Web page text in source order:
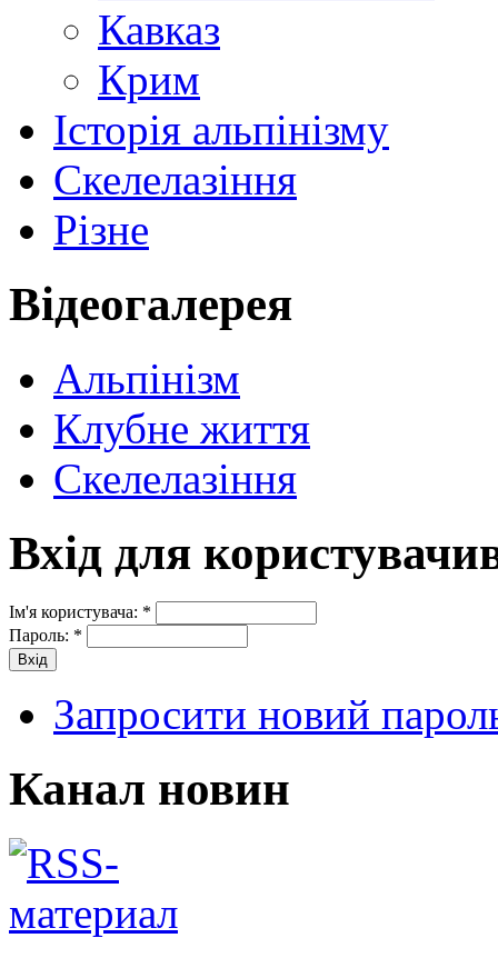
Кавказ
Крим
Історія альпінізму
Скелелазіння
Різне
Відеогалерея
Альпінізм
Клубне життя
Скелелазіння
Вхід для
Ім'я користувача: *
Пароль: *
Запросити новий
Канал новин